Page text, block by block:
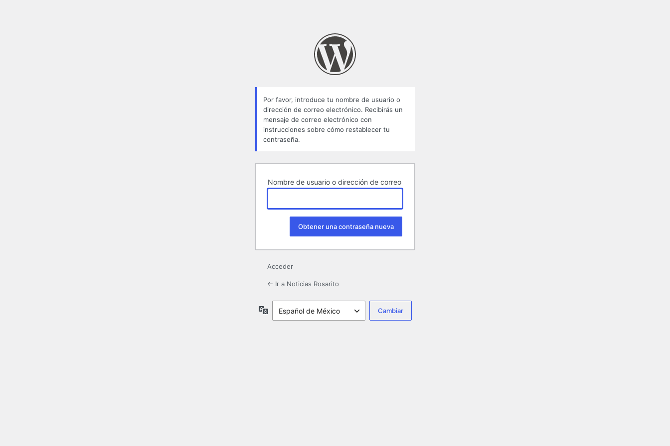
Por favor, introduce tu nombre de usuario o
dirección de correo electrónico. Recibirás un
mensaje de correo electrónico con
instrucciones sobre cómo restablecer tu
contraseña.
Nombre de usuario o dirección de correo
Acceder
← Ir a Noticias Rosarito
Idioma